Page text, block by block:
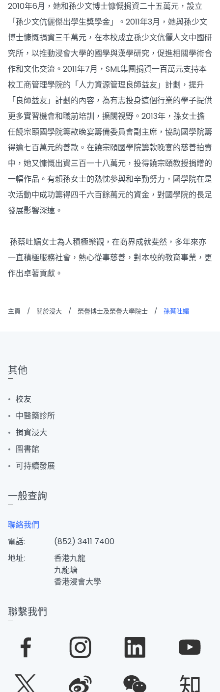
2010年6月，她和孫少文博士慷慨捐資二十五萬元，設立
「孫少文伉儷傑出學生獎學金」。2011年3月，她與孫少文
博士慷慨捐資三千萬元，在本校成立孫少文伉儷人文中國研
究所，以推動浸會大學的國學與漢學研究，促進相關學術合
作和文化交流。2011年7月，SML集團捐資一百萬元支持本
校工商管理學院的「人力資源管理良師益友」計劃，提升
「良師益友」計劃的內容，為有志投身這個行業的學子提供
更多實習機會和職前培訓，擴闊視野。2013年，孫女士擔
任饒宗頤國學院籌款晚宴籌備委員會副主席，協助國學院籌
得逾七百萬元的善款。在饒宗頤國學院籌款晚宴的慈善拍賣
中，她又慷慨出資三百一十八萬元，投得饒宗頤教授捐贈的
一幅作品。有賴孫女士的熱忱參與和辛勤努力，國學院在是
次活動中成功籌得四千六百餘萬元的資金，對國學院的長足
發展影響深遠。
孫蔡吐媚女士為人積極樂觀，在商界成就斐然，多年來亦
一直積極服務社會，熱心從事慈善，對本校的教育事業，更
作出卓著貢獻。
主頁 / 關於浸大 / 榮譽博士及榮譽大學院士 / 孫蔡吐媚
其他
校友
中醫藥診所
捐資浸大
圖書館
可持續發展
一般查詢
聯絡我們
電話:
(852) 3411 7400
地址:
香港九龍
九龍塘
香港浸會大學
聯繫我們